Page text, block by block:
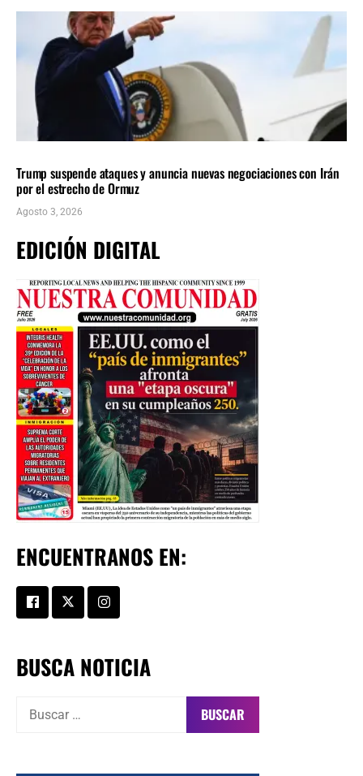
Trump suspende ataques y anuncia nuevas negociaciones con Irán
por el estrecho de Ormuz
Agosto 3, 2026
EDICIÓN DIGITAL
ENCUENTRANOS EN:
BUSCA NOTICIA
Buscar: